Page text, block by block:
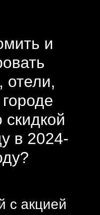
и
отели,
скидкой
в 2024-
с акцией